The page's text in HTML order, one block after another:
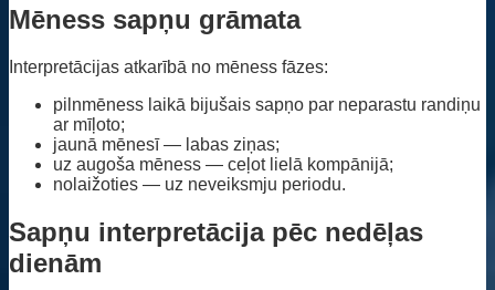
Mēness sapņu grāmata
Interpretācijas atkarībā no mēness fāzes:
pilnmēness laikā bijušais sapņo par neparastu randiņu
ar mīļoto;
jaunā mēnesī — labas ziņas;
uz augoša mēness — ceļot lielā kompānijā;
nolaižoties — uz neveiksmju periodu.
Sapņu interpretācija pēc nedēļas
dienām